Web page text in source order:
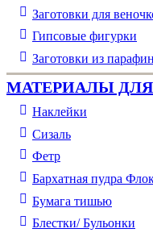
Заготовки для
Гипсовые фигурки
Заготовки из
МАТЕРИАЛЫ
Наклейки
Сизаль
Фетр
Бархатная пудра
Бумага тишью
Блестки/ Бульонки